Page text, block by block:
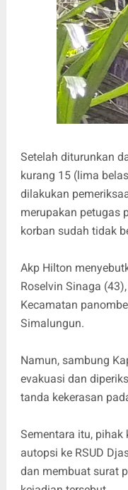
Setelah diturunkan
kurang 15 (lima
dilakukan
merupakan petugas
korban sudah tidak
Akp Hilton
Roselvin Sinaga
Kecamatan
Simalungun.
Namun, sambung
evakuasi dan
tanda kekerasan
Sementara itu,
autopsi ke RSUD
dan membuat surat